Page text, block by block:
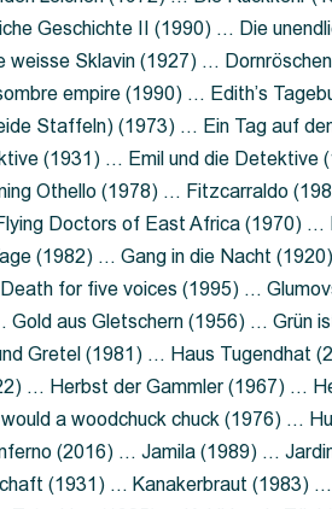
Geschichte II (1990) … Die
weisse Sklavin (1927) …
empire (1990) … Edith’s
Staffeln) (1973) … Ein Tag auf
(1931) … Emil und die Detektive
Othello (1978) … Fitzcarraldo
Doctors of East Africa (1970)
(1982) … Gang in die Nacht
for five voices (1995) …
Gold aus Gletschern (1956) … Grün
Gretel (1981) … Haus Tugendhat
… Herbst der Gammler (1967) …
a woodchuck chuck (1976) …
(2016) … Jamila (1989) …
(1931) … Kanakerbraut (1983)